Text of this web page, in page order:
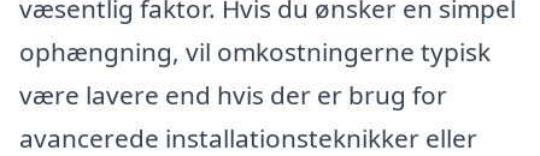
væsentlig faktor. Hvis du ønsker en simpel
ophængning, vil omkostningerne typisk
være lavere end hvis der er brug for
avancerede installationsteknikker eller